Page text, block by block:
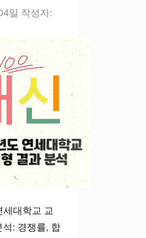
일 작성자:
세대학교 교
석: 경쟁률, 합